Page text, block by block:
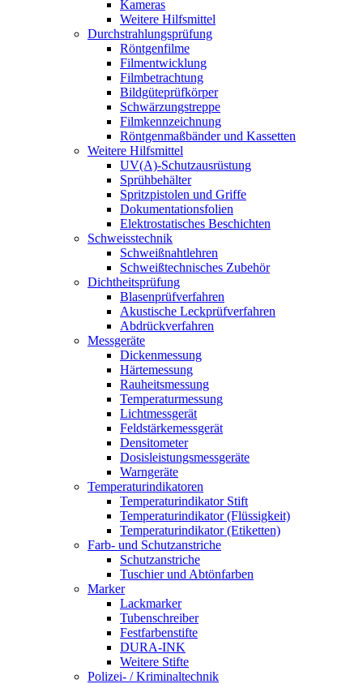
Kameras
Weitere Hilfsmittel
Durchstrahlungsprüfung
Röntgenfilme
Filmentwicklung
Filmbetrachtung
Bildgüteprüfkörper
Schwärzungstreppe
Filmkennzeichnung
Röntgenmaßbänder und Kassetten
Weitere Hilfsmittel
UV(A)-Schutzausrüstung
Sprühbehälter
Spritzpistolen und Griffe
Dokumentationsfolien
Elektrostatisches Beschichten
Schweisstechnik
Schweißnahtlehren
Schweißtechnisches Zubehör
Dichtheitsprüfung
Blasenprüf­verfahren
Akustische Leckprüfverfahren
Abdrückverfahren
Messgeräte
Dickenmessung
Härtemessung
Rauheitsmessung
Temperaturmessung
Lichtmessgerät
Feldstärkemessgerät
Densitometer
Dosisleistungsmessgeräte
Warngeräte
Temperaturindikatoren
Temperaturindikator Stift
Temperaturindikator (Flüssigkeit)
Temperaturindikator (Etiketten)
Farb- und Schutzanstriche
Schutzanstriche
Tuschier und Abtönfarben
Marker
Lackmarker
Tubenschreiber
Festfarbenstifte
DURA-INK
Weitere Stifte
Polizei- / Kriminaltechnik